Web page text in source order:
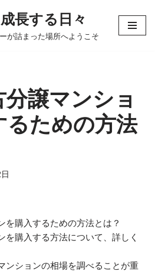
長する日々
が詰まった場所へようこそ
譲マンショ
るための方法
を購入するための方法とは？
を購入する方法について、詳しく
ンションの相場を調べることが重